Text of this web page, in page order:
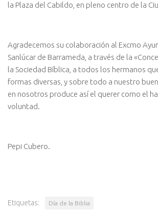
la Plaza del Cabildo, en pleno centro de la
Agradecemos su colaboración al Excmo
Sanlúcar de Barrameda, a través de la
la Sociedad Bíblica, a todos los hermanos
formas diversas, y sobre todo a nuestro
en nosotros produce así el querer como el
voluntad.
Pepi Cubero.
Etiquetas: Día de la Biblia